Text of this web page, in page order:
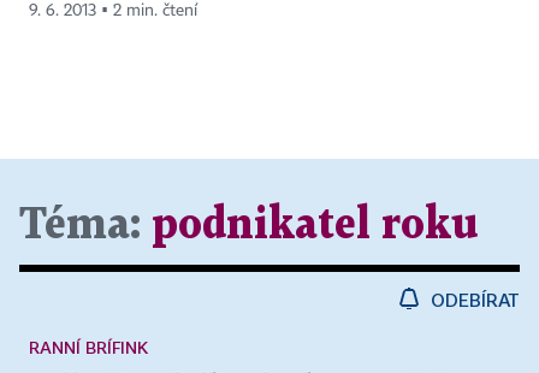
9. 6. 2013 ▪ 2 min. čtení
Téma: podnikatel roku
ODEBÍRAT
RANNÍ BRÍFINK